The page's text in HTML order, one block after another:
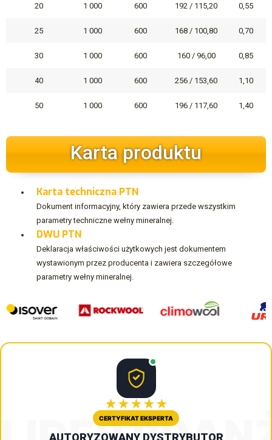
20 1 000 600 192 / 115,20 0,55
25 1 000 600 168 / 100,80 0,70
30 1 000 600 160 / 96,00 0,85
40 1 000 600 256 / 153,60 1,10
50 1 000 600 196 / 117,60 1,40
Karta produktu
Karta techniczna PTN
Dokument informacyjny, który zawiera przede wszystkim
parametry techniczne wełny mineralnej.
DWU PTN
Deklaracja właściwości użytkowych jest dokumentem
wystawionym przez producenta i zawiera szczegółowe
parametry wełny mineralnej.
★★★★★
CERTYFIKAT EKSPERTA
AUTORYZOWANY DYSTRYBUTOR